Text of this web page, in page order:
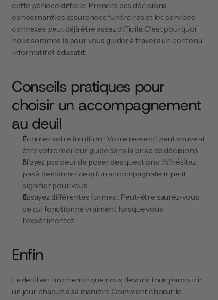
cette période difficile. Prendre des décisions
concernant les assurances funéraires et les services
connexes peut déjà être assez difficile. C'est pourquoi
nous sommes là pour vous guider à travers un contenu
informatif et éducatif.
Conseils pratiques pour
choisir un accompagnement
au deuil
Écoutez votre intuition : Votre ressenti peut souvent
être votre meilleur guide dans la prise de décisions.
N'ayez pas peur de poser des questions : N'hésitez
pas à demander ce qu'un accompagnateur peut
signifier pour vous.
Essayez différentes formes : Peut-être saurez-vous
ce qui fonctionne vraiment lorsque vous
l'expérimentez.
Enfin
Le deuil est un chemin que nous devons tous parcourir
un jour, chacun à sa manière. Comment choisir le